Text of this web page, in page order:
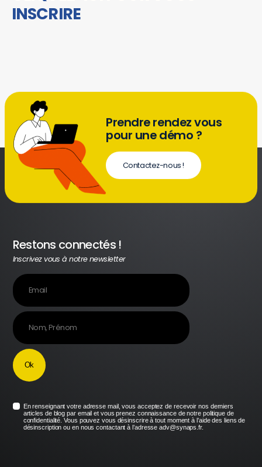
INSCRIRE
Prendre rendez vous
pour une démo ?
Contactez-nous !
Restons connectés !
Inscrivez vous à notre newsletter
En renseignant votre adresse mail, vous acceptez de recevoir nos derniers
articles de blog par email et vous prenez connaissance de notre politique de
confidentialité. Vous pouvez vous désinscrire à tout moment à l’aide des liens de
désinscription ou en nous contactant à l’adresse adv@synaps.fr.